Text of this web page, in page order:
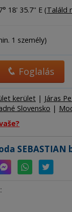
18' 35.7'' E (Találd
1 személy)
Foglalás
kerület | Járas
Slovensko |